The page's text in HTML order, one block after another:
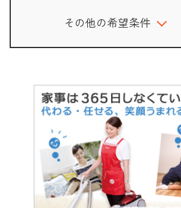
その他の希望条件